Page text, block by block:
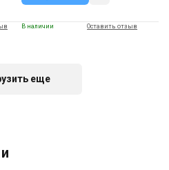
В наличии Оставить отзыв
еще